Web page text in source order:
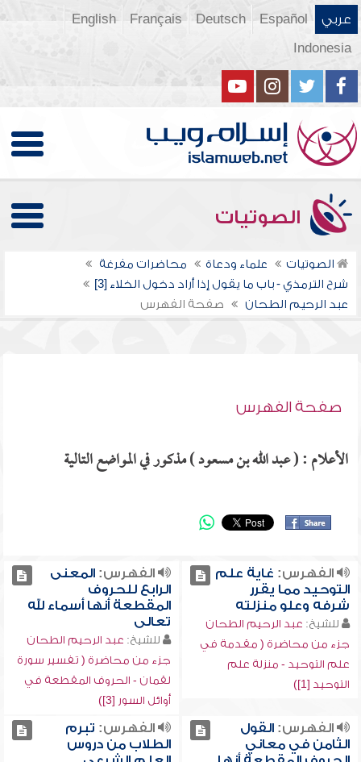
عربي Español
Deutsch
Français
English
Indonesia
الصوتيات
الصوتيات علماء ودعاة
محاضرات مفرغة
شرح الترمذي - باب ما يقول إذا أراد دخول الخلاء [3]
عبد الرحيم الطحان
صفحة الفهرس
صفحة الفهرس
الأعلام : ( عبد الله بن مسعود ) مذكور في المواضع التالية
الفهرس: غاية علم
التوحيد مما يقرر
شرفه وعلو منزلته
للشيخ: عبد الرحيم الطحان
جزء من محاضرة ( مقدمة في
علم التوحيد - منزلة علم
التوحيد [1])
الفهرس:المعنى
الرابع للحروف
المقطعة أنها أسماء لله
تعالى
للشيخ: عبد الرحيم الطحان
جزء من محاضرة ( تفسير سورة
لقمان - الحروف المقطعة في
أوائل السور [3])
الفهرس:القول
الثامن في معاني
الفهرس: تبرم
الطلاب من دروس